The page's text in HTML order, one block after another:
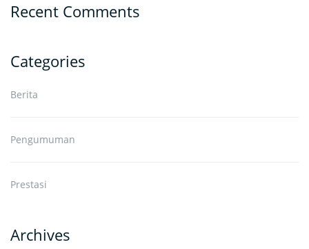
Recent Comments
Categories
Berita
Pengumuman
Prestasi
Archives